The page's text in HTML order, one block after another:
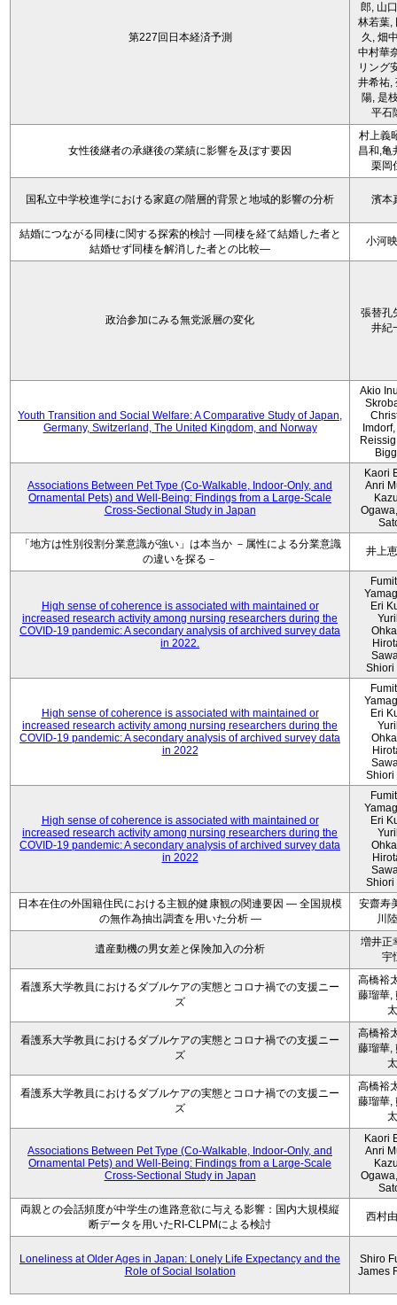
第227回日本経済予測
郎, 山
林若葉,
久, 畑
中村華
リング
井希祐,
陽, 是
平石
女性後継者の承継後の業績に影響を及ぼす要因
村上義
昌和,亀
栗岡
国私立中学校進学における家庭の階層的背景と地域的影響の分析 濱本
結婚につながる同棲に関する探索的検討 ―同棲を経て結婚した者と
結婚せず同棲を解消した者との比較―
小河
政治参加にみる無党派層の変化
張替孔
井紀
Youth Transition and Social Welfare: A Comparative Study of Japan,
Germany, Switzerland, The United Kingdom, and Norway
Akio
Associations Between Pet Type (Co-Walkable, Indoor-Only, and
Ornamental Pets) and Well-Being: Findings from a Large-Scale
Cross-Sectional Study in Japan
Kaori
Anri
「地方は性別役割分業意識が強い」は本当か －属性による分業意識
の違いを探る－
井上
High sense of coherence is associated with maintained or
increased research activity among nursing researchers during the
COVID-19 pandemic: A secondary analysis of archived survey data
in 2022.
Eri
Shiori
High sense of coherence is associated with maintained or
increased research activity among nursing researchers during the
COVID-19 pandemic: A secondary analysis of archived survey data
in 2022
Eri
Shiori
High sense of coherence is associated with maintained or
increased research activity among nursing researchers during the
COVID-19 pandemic: A secondary analysis of archived survey data
in 2022
Eri
Shiori
日本在住の外国籍住民における主観的健康観の関連要因 ― 全国規模
の無作為抽出調査を用いた分析 ―
安齋寿
川
遺産動機の男女差と保険加入の分析
増井正
宇
看護系大学教員におけるダブルケアの実態とコロナ禍での支援ニー
ズ
高橋裕
藤瑠華,
太
看護系大学教員におけるダブルケアの実態とコロナ禍での支援ニー
ズ
高橋裕
藤瑠華,
太
看護系大学教員におけるダブルケアの実態とコロナ禍での支援ニー
ズ
高橋裕
藤瑠華,
太
Associations Between Pet Type (Co-Walkable, Indoor-Only, and
Ornamental Pets) and Well-Being: Findings from a Large-Scale
Cross-Sectional Study in Japan
Kaori
Anri
両親との会話頻度が中学生の進路意欲に与える影響：国内大規模縦
断データを用いたRI-CLPMによる検討
西村
Loneliness at Older Ages in Japan: Lonely Life Expectancy and the
Role of Social Isolation
Shiro
James